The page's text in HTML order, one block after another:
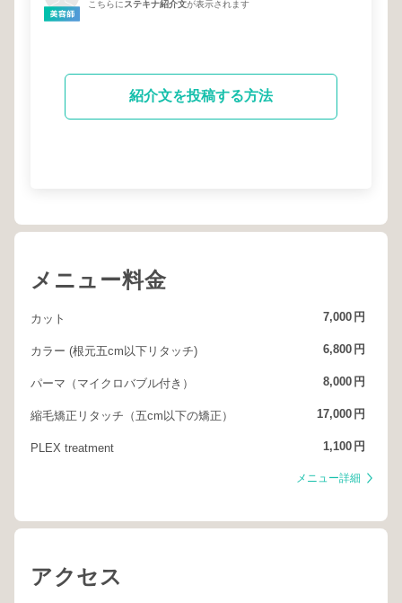
こちらにステキナ紹介文が表示されます
紹介文を投稿する方法
メニュー料金
カット 7,000 円
カラー (根元五cm以下リタッチ) 6,800 円
パーマ（マイクロバブル付き） 8,000 円
縮毛矯正リタッチ（五cm以下の矯正） 17,000 円
PLEX treatment 1,100 円
メニュー詳細
アクセス